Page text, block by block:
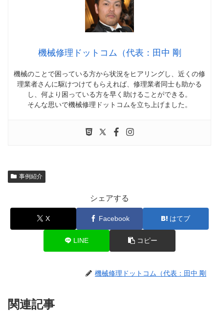
機械修理ドットコム（代表：田中 剛
機械のことで困っている方から状況をヒアリングし、近くの修
理業者さんに駆けつけてもらえれば、修理業者同士も助かる
し、何より困っている方を早く助けることができる。
そんな思いで機械修理ドットコムを立ち上げました。
事例紹介
シェアする
X Facebook はてブ
LINE コピー
機械修理ドットコム（代表：田中 剛
関連記事